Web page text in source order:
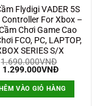
Flydigi VADER 5S
Controller For Xbox –
Chơi Game Cao
FCO, PC, LAPTOP,
SERIES S/X
1.690.000VNĐ
Giá
là:
1.690.000VNĐ.
1.299.000VNĐGiá
tại
là:
VÀO GIỎ HÀNG